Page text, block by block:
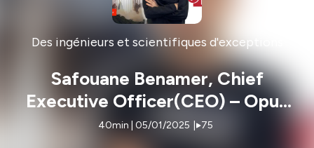
Des ingénieurs et scientifiques d'exceptions
Safouane Benamer, Chief
Executive Officer(CEO) – Opus
Aerospace.
40min | 05/01/2025 75